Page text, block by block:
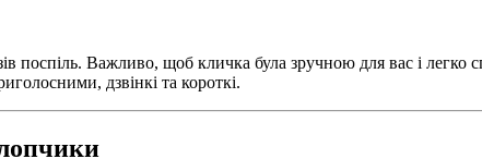
поспіль. Важливо, щоб кличка була зручною для вас і
дзвінкі та короткі.